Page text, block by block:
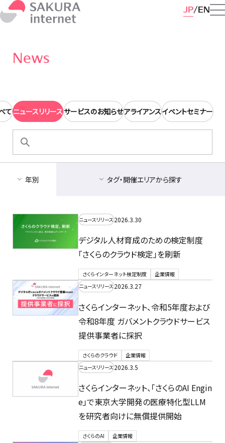
JP EN
News
てニュースリリースサービスのお知らせアライアンスイベントセミナー
年別 タグ・開催エリアから探す
ニュースリリース2026.3.30
デジタル人材育成のための検定制度
「さくらのクラウド検定」を刷新
さくらインターネット検定制度
企業情報
ニュースリリース2026.3.27
さくらインターネット、令和5年度および
令和8年度 ガバメントクラウドサービス
提供事業者に採択
さくらのクラウド
企業情報
ニュースリリース2026.3.5
さくらインターネット、「さくらのAI Engin
e」で東京大学開発の医療特化型LLM
を研究者向けに無償提供開始
さくらのAI
企業情報